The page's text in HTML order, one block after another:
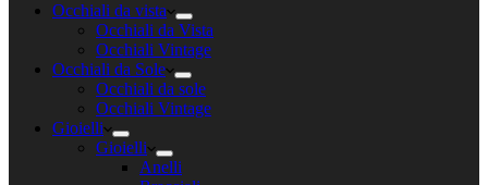
Occhiali da vista
Occhiali da Vista
Occhiali Vintage
Occhiali da Sole
Occhiali da sole
Occhiali Vintage
Gioielli
Gioielli
Anelli